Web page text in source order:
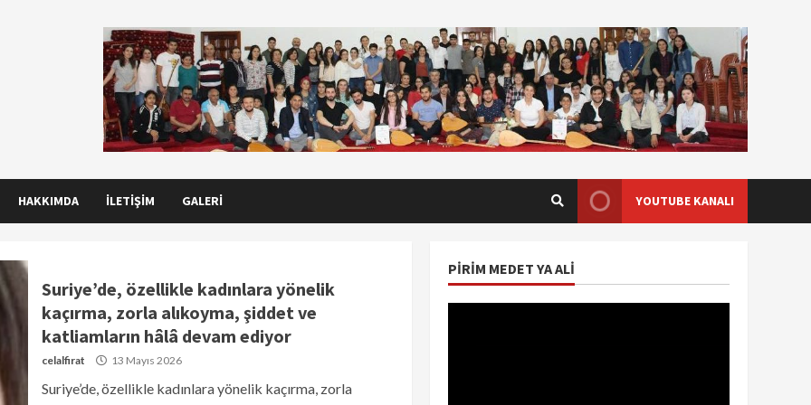
HAKKIMDA İLETIŞIM GALERI YOUTUBE KANALI
Suriye’de, özellikle kadınlara yönelik
kaçırma, zorla alıkoyma, şiddet ve
katliamların hâlâ devam ediyor
celalfirat 13 Mayıs 2026
Suriye’de, özellikle kadınlara yönelik kaçırma, zorla
PIRIM MEDET YA ALI